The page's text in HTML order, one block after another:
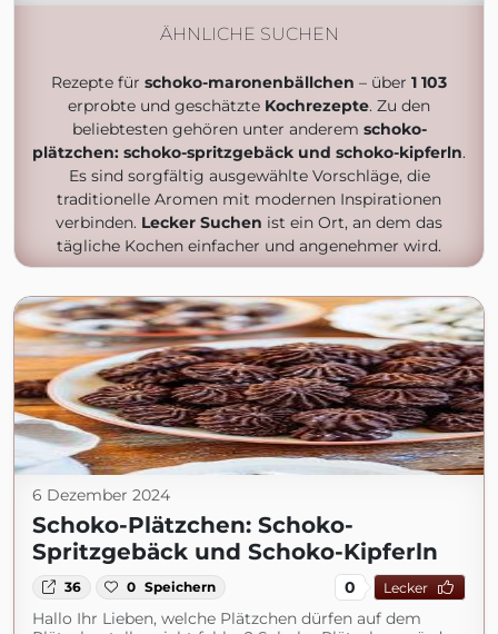
ÄHNLICHE SUCHEN
Rezepte für schoko-maronenbällchen – über 1 103
erprobte und geschätzte Kochrezepte. Zu den
beliebtesten gehören unter anderem schoko-
plätzchen: schoko-spritzgebäck und schoko-kipferln.
Es sind sorgfältig ausgewählte Vorschläge, die
traditionelle Aromen mit modernen Inspirationen
verbinden. Lecker Suchen ist ein Ort, an dem das
tägliche Kochen einfacher und angenehmer wird.
6 Dezember 2024
Schoko-Plätzchen: Schoko-
Spritzgebäck und Schoko-Kipferln
36 0 Speichern 0 Lecker
Hallo Ihr Lieben, welche Plätzchen dürfen auf dem